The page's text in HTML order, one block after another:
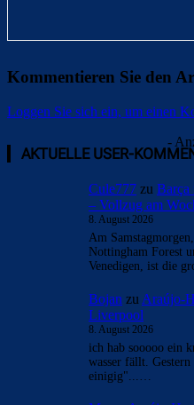
Kommentieren Sie den
Loggen Sie sich ein, um einen